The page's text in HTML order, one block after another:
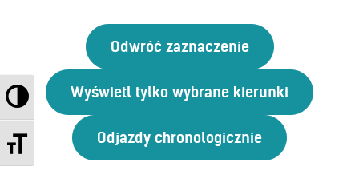
Przełącz wysoki kontrast
Zmień rozmiar czcionek
Inne